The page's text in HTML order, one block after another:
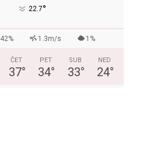
22.7°
42% 1.3m/s 1%
ČET
37°
PET
34°
SUB
33°
NED
24°